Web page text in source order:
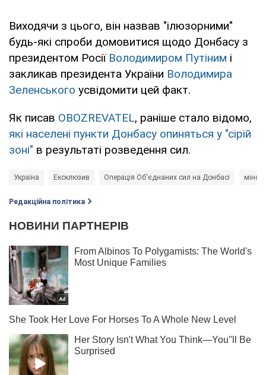
Виходячи з цього, він назвав "ілюзорними"
будь-які спроби домовитися щодо Донбасу з
президентом Росії Володимиром Путіним і
закликав президента України Володимира
Зеленського усвідомити цей факт.
Як писав OBOZREVATEL, раніше стало відомо,
які населені пункти Донбасу опиняться у "сірій
зоні" в результаті розведення сил.
Україна Ексклюзив Операція Об'єднаних сил на Донбасі
Редакційна політика